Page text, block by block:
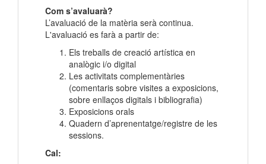
Com s’avaluarà?
L’avaluació de la matèria serà continua.
L'avaluació es farà a partir de:
Els treballs de creació artística en
analògic i/o digital
Les activitats complementàries
(comentaris sobre visites a exposicions,
sobre enllaços digitals i bibliografia)
Exposicions orals
Quadern d’aprenentatge/registre de les
sessions.
Cal: